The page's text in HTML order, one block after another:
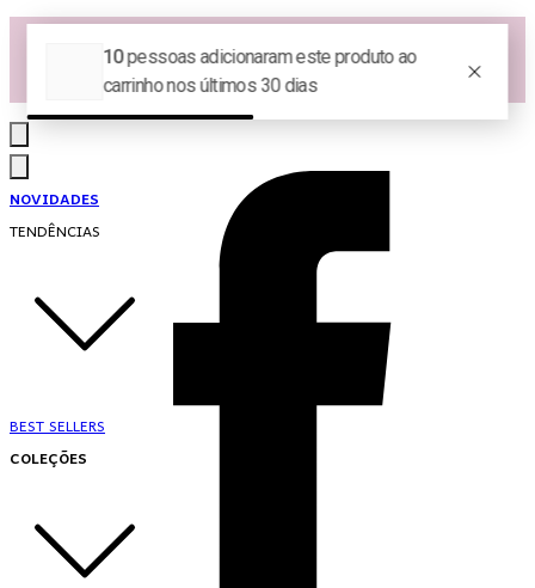
Las Queridas Club🌷 - Ganhe 5% Cashback em pontos na sua compra!
Ganhe 10% OFF na 1ª compra no App: PRIMEIRANOAPP 😍
♡ Coleção Nova: Grace in Motion ♡
NOVIDADES
TENDÊNCIAS
BEST SELLERS
COLEÇÕES